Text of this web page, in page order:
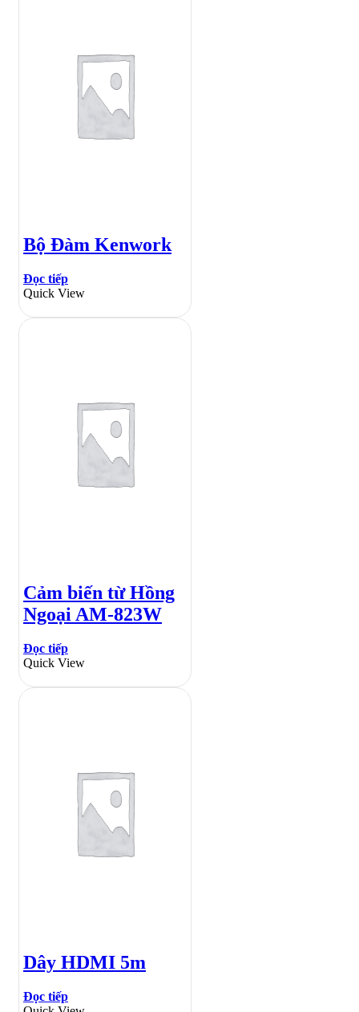
Bộ Đàm Kenwork
Đọc tiếp
Quick View
Cảm biến từ Hồng
Ngoại AM-823W
Đọc tiếp
Quick View
Dây HDMI 5m
Đọc tiếp